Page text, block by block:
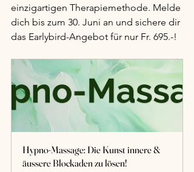
einzigartigen Therapiemethode. Melde
dich bis zum 30. Juni an und sichere dir
das Earlybird-Angebot für nur Fr. 695.-!
Hypno-Massage: Die Kunst innere &
äussere Blockaden zu lösen!